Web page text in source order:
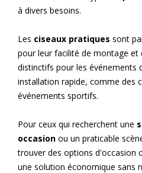
à divers besoins.
Les ciseaux pratiques sont
pour leur facilité de montage et
distinctifs pour les événements
installation rapide, comme des
événements sportifs.
Pour ceux qui recherchent une
occasion ou un praticable
trouver des options d'occasion
une solution économique sans